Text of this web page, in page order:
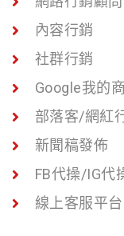
內容行銷
社群行銷
Google我的
部落客/網紅
新聞稿發佈
FB代操/IG代
線上客服平台